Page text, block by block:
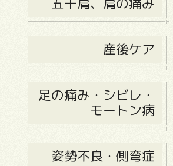
産後ケア
足の痛み・シビレ・
モートン病
姿勢不良・側弯症